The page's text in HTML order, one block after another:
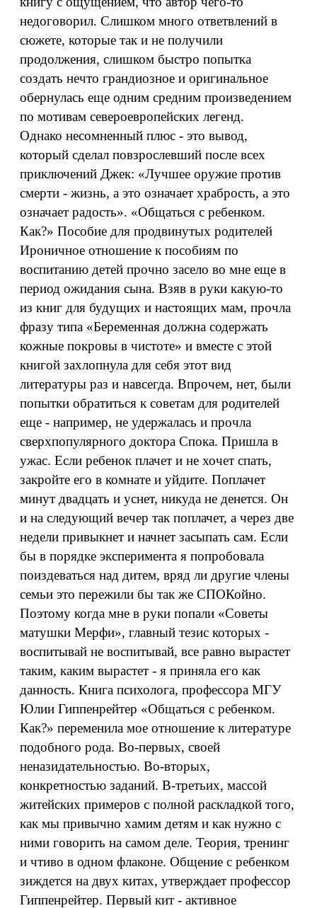
недоговорил. Слишком много ответвлений в
сюжете, которые так и не получили
продолжения, слишком быстро попытка
создать нечто грандиозное и оригинальное
обернулась еще одним средним произведением
по мотивам североевропейских легенд.
Однако несомненный плюс - это вывод,
который сделал повзрослевший после всех
приключений Джек: «Лучшее оружие против
смерти - жизнь, а это означает храбрость, а это
означает радость». «Общаться с ребенком.
Как?» Пособие для продвинутых родителей
Ироничное отношение к пособиям по
воспитанию детей прочно засело во мне еще в
период ожидания сына. Взяв в руки какую-то
из книг для будущих и настоящих мам, прочла
фразу типа «Беременная должна содержать
кожные покровы в чистоте» и вместе с этой
книгой захлопнула для себя этот вид
литературы раз и навсегда. Впрочем, нет, были
попытки обратиться к советам для родителей
еще - например, не удержалась и прочла
сверхпопулярного доктора Спока. Пришла в
ужас. Если ребенок плачет и не хочет спать,
закройте его в комнате и уйдите. Поплачет
минут двадцать и уснет, никуда не денется. Он
и на следующий вечер так поплачет, а через две
недели привыкнет и начнет засыпать сам. Если
бы в порядке эксперимента я попробовала
поиздеваться над дитем, вряд ли другие члены
семьи это пережили бы так же СПОКойно.
Поэтому когда мне в руки попали «Советы
матушки Мерфи», главный тезис которых -
воспитывай не воспитывай, все равно вырастет
таким, каким вырастет - я приняла его как
данность. Книга психолога, профессора МГУ
Юлии Гиппенрейтер «Общаться с ребенком.
Как?» переменила мое отношение к литературе
подобного рода. Во-первых, своей
неназидательностью. Во-вторых,
конкретностью заданий. В-третьих, массой
житейских примеров с полной раскладкой того,
как мы привычно хамим детям и как нужно с
ними говорить на самом деле. Теория, тренинг
и чтиво в одном флаконе. Общение с ребенком
зиждется на двух китах, утверждает профессор
Гиппенрейтер. Первый кит - активное